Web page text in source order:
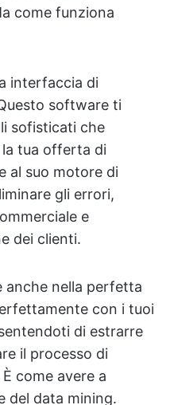
come funziona
interfaccia di
software ti
sofisticati che
tua offerta di
al suo motore di
gli errori,
e
dei clienti.
anche nella perfetta
con i tuoi
di estrarre
il processo di
come avere a
del data mining.